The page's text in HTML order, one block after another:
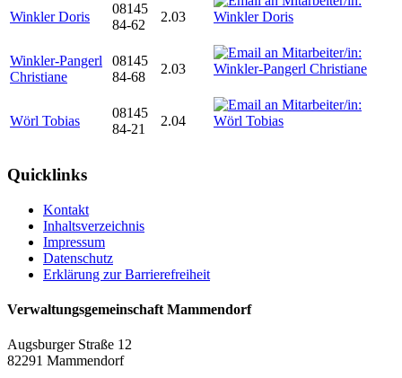
Winkler Doris
08145
84-62
2.03
Winkler-Pangerl
Christiane
08145
84-68
2.03
Wörl Tobias
08145
84-21
2.04
Quicklinks
Kontakt
Inhaltsverzeichnis
Impressum
Datenschutz
Erklärung zur Barrierefreiheit
Verwaltungsgemeinschaft Mammendorf
Augsburger Straße 12
82291 Mammendorf